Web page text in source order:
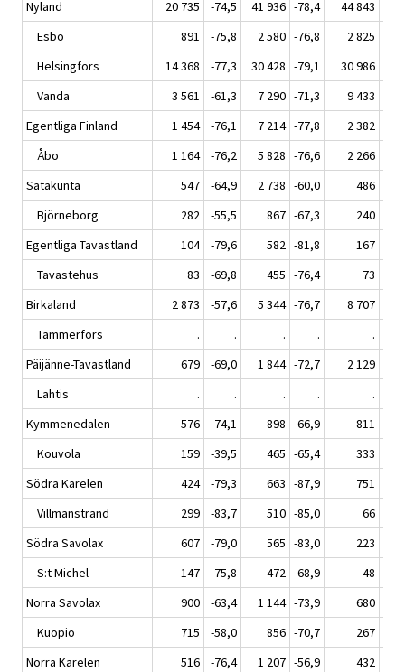
Nyland
20 735 -74,5 41 936 -78,4 44 843
Esbo
891 -75,8 2 580 -76,8 2 825
Helsingfors
14 368 -77,3 30 428 -79,1 30 986
Vanda
3 561 -61,3 7 290 -71,3 9 433
Egentliga Finland
1 454 -76,1 7 214 -77,8 2 382
Åbo
1 164 -76,2 5 828 -76,6 2 266
Satakunta
547 -64,9 2 738 -60,0 486
Björneborg
282 -55,5 867 -67,3 240
Egentliga Tavastland
104 -79,6 582 -81,8 167
Tavastehus
83 -69,8 455 -76,4 73
Birkaland
2 873 -57,6 5 344 -76,7 8 707
Tammerfors
. . . .
.
Päijänne-Tavastland
679 -69,0 1 844 -72,7 2 129
Lahtis
. . . .
.
Kymmenedalen
576 -74,1 898 -66,9 811
Kouvola
159 -39,5 465 -65,4 333
Södra Karelen
424 -79,3 663 -87,9 751
Villmanstrand
299 -83,7 510 -85,0 66
Södra Savolax
607 -79,0 565 -83,0 223
S:t Michel
147 -75,8 472 -68,9 48
Norra Savolax
900 -63,4 1 144 -73,9 680
Kuopio
715 -58,0 856 -70,7 267
Norra Karelen
516 -76,4 1 207 -56,9 432